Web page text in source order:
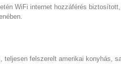
WiFi internet hozzáférés
teljesen felszerelt amerikai konyhás,